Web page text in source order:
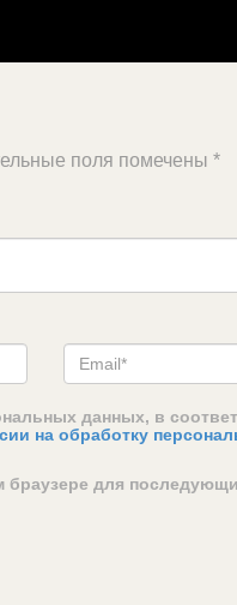
поля помечены *
данных, в
на обработку
браузере для